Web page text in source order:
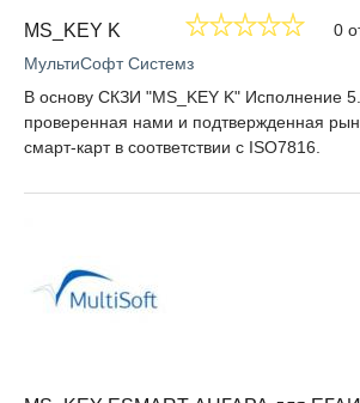
MS_KEY K
0
МультиСофт Системз
В основу СКЗИ "MS_KEY K" Исполнение
проверенная нами и подтвержденная
смарт-карт в соответствии с ISO7816.